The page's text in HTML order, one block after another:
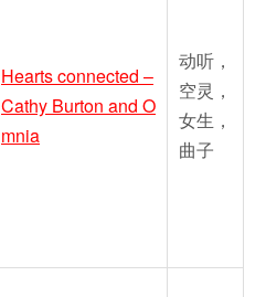
Hearts connected –
Cathy Burton and O
mnia
动听，
空灵，
女生，
曲子